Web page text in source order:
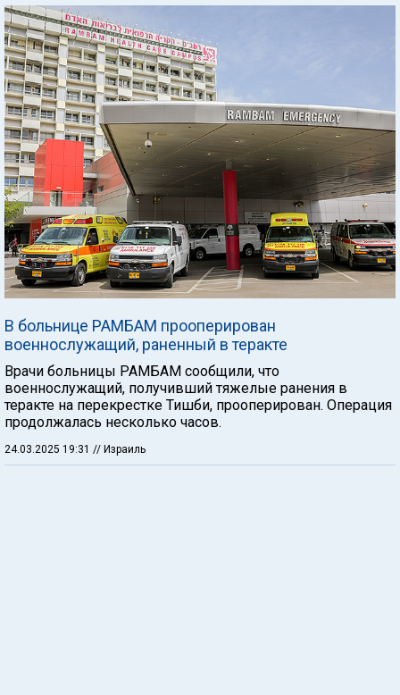
В больнице РАМБАМ прооперирован
военнослужащий, раненный в теракте
Врачи больницы РАМБАМ сообщили, что
военнослужащий, получивший тяжелые ранения в
теракте на перекрестке Тишби, прооперирован. Операция
продолжалась несколько часов.
24.03.2025 19:31 // Израиль